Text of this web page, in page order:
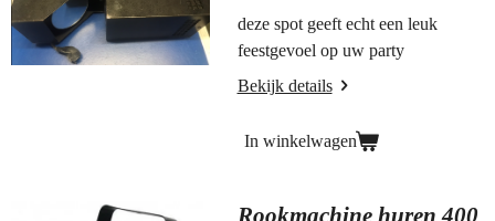
deze spot geeft echt een leuk
feestgevoel op uw party
Bekijk details
In winkelwagen
Rookmachine huren 400